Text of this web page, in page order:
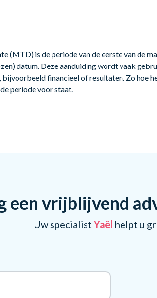
(MTD) is de periode van de eerste van de
datum. Deze aanduiding wordt vaak
bijvoorbeeld financieel of resultaten. Zo hoe
periode voor staat.
een vrijblijvend
Uw specialist Yaël helpt u